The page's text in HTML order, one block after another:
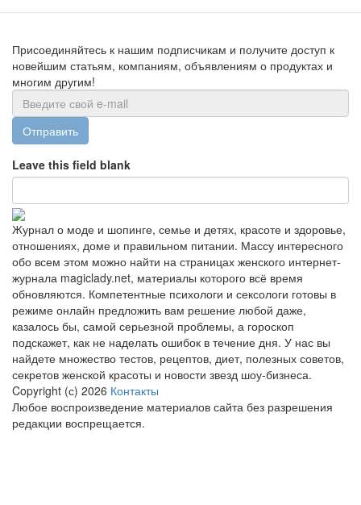
Присоединяйтесь к нашим подписчикам и получите доступ к
новейшим статьям, компаниям, объявлениям о продуктах и
многим другим!
Отправить
Leave this field blank
Журнал о моде и шопинге, семье и детях, красоте и здоровье,
отношениях, доме и правильном питании. Массу интересного
обо всем этом можно найти на страницах женского интернет-
журнала magiclady.net, материалы которого всё время
обновляются. Компетентные психологи и сексологи готовы в
режиме онлайн предложить вам решение любой даже,
казалось бы, самой серьезной проблемы, а гороскоп
подскажет, как не наделать ошибок в течение дня. У нас вы
найдете множество тестов, рецептов, диет, полезных советов,
секретов женской красоты и новости звезд шоу-бизнеса.
Copyright (с) 2026 Контакты
Любое воспроизведение материалов сайта без разрешения
редакции воспрещается.